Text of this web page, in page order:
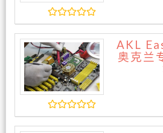
AKL
奥克兰